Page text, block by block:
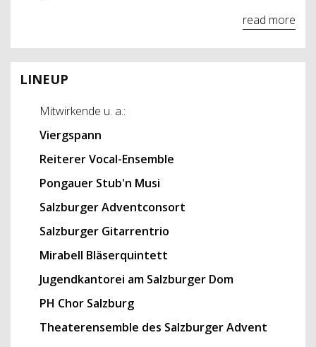
read more
LINEUP
Mitwirkende u. a.:
Viergspann
Reiterer Vocal-Ensemble
Pongauer Stub'n Musi
Salzburger Adventconsort
Salzburger Gitarrentrio
Mirabell Bläserquintett
Jugendkantorei am Salzburger Dom
PH Chor Salzburg
Theaterensemble des Salzburger Advent